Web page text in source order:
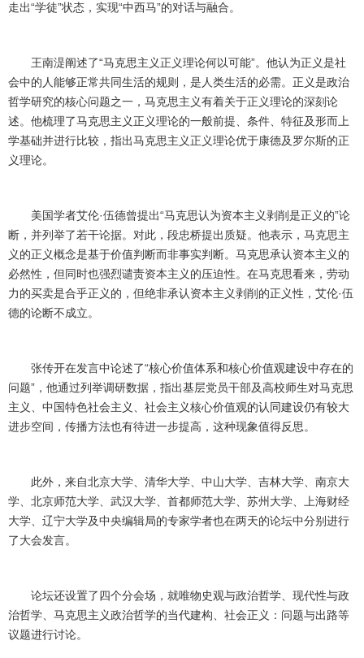
走出“学徒”状态，实现“中西马”的对话与融合。
王南湜阐述了“马克思主义正义理论何以可能”。他认为正义是社
会中的人能够正常共同生活的规则，是人类生活的必需。正义是政治
哲学研究的核心问题之一，马克思主义有着关于正义理论的深刻论
述。他梳理了马克思主义正义理论的一般前提、条件、特征及形而上
学基础并进行比较，指出马克思主义正义理论优于康德及罗尔斯的正
义理论。
美国学者艾伦·伍德曾提出“马克思认为资本主义剥削是正义的”论
断，并列举了若干论据。对此，段忠桥提出质疑。他表示，马克思主
义的正义概念是基于价值判断而非事实判断。马克思承认资本主义的
必然性，但同时也强烈谴责资本主义的压迫性。在马克思看来，劳动
力的买卖是合乎正义的，但绝非承认资本主义剥削的正义性，艾伦·伍
德的论断不成立。
张传开在发言中论述了“核心价值体系和核心价值观建设中存在的
问题”，他通过列举调研数据，指出基层党员干部及高校师生对马克思
主义、中国特色社会主义、社会主义核心价值观的认同建设仍有较大
进步空间，传播方法也有待进一步提高，这种现象值得反思。
此外，来自北京大学、清华大学、中山大学、吉林大学、南京大
学、北京师范大学、武汉大学、首都师范大学、苏州大学、上海财经
大学、辽宁大学及中央编辑局的专家学者也在两天的论坛中分别进行
了大会发言。
论坛还设置了四个分会场，就唯物史观与政治哲学、现代性与政
治哲学、马克思主义政治哲学的当代建构、社会正义：问题与出路等
议题进行讨论。